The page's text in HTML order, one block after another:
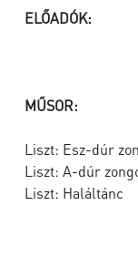
ELŐADÓK:
MŰSOR:
Liszt: Esz-dúr
Liszt: A-dúr
Liszt: Haláltánc